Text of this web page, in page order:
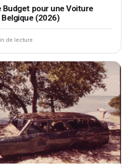
Budget pour une Voiture
Belgique (2026)
de lecture